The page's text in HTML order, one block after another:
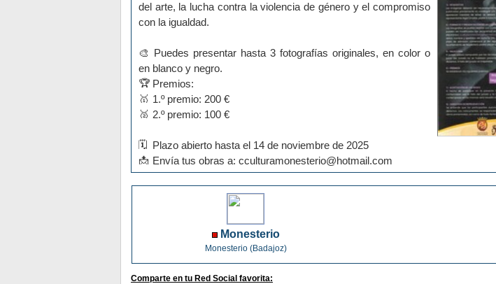
del arte, la lucha contra la violencia de género y el compromiso
con la igualdad.
Puedes presentar hasta 3 fotografías originales, en color o
en blanco y negro.
Premios:
1.º premio: 200 €
2.º premio: 100 €
Plazo abierto hasta el 14 de noviembre de 2025
Envía tus obras a: cculturamonesterio@hotmail.com
Monesterio
Monesterio (Badajoz)
Comparte en tu Red Social favorita: